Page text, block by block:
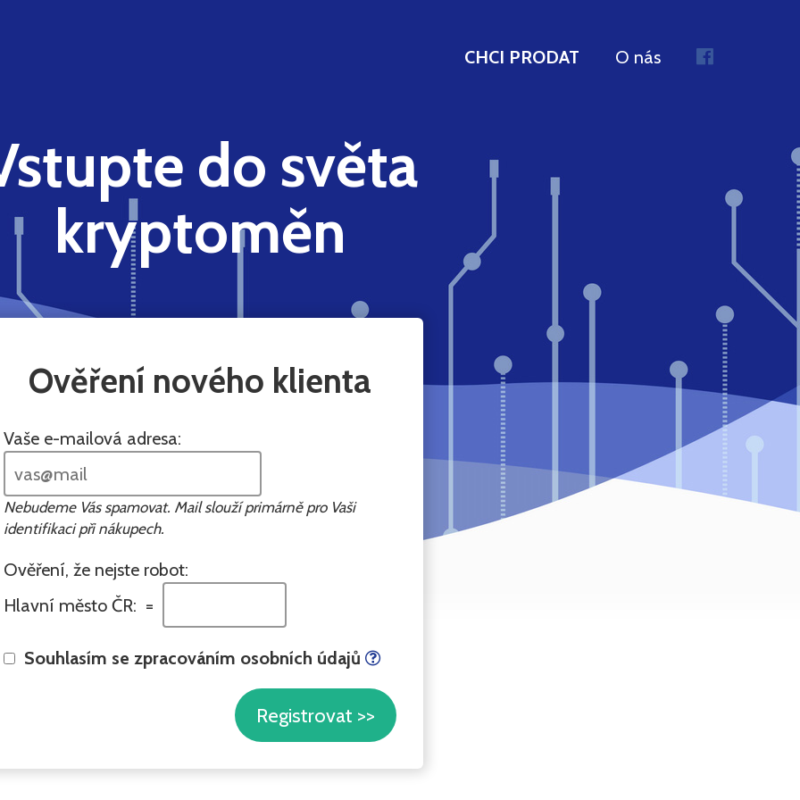
CHCI PRODAT O nás
do světa
kryptoměn
Ověření nového klienta
Vaše e-mailová adresa:
Nebudeme Vás spamovat. Mail slouží primárně pro Vaši
identifikaci při nákupech.
Ověření, že nejste robot:
Hlavní město ČR: =
Souhlasím se zpracováním osobních údajů